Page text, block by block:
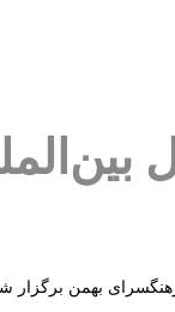
بهمن برگزار